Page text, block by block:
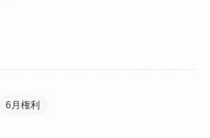
6月権利